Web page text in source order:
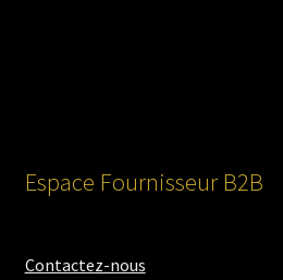
Espace Fournisseur B2B
Contactez-nous